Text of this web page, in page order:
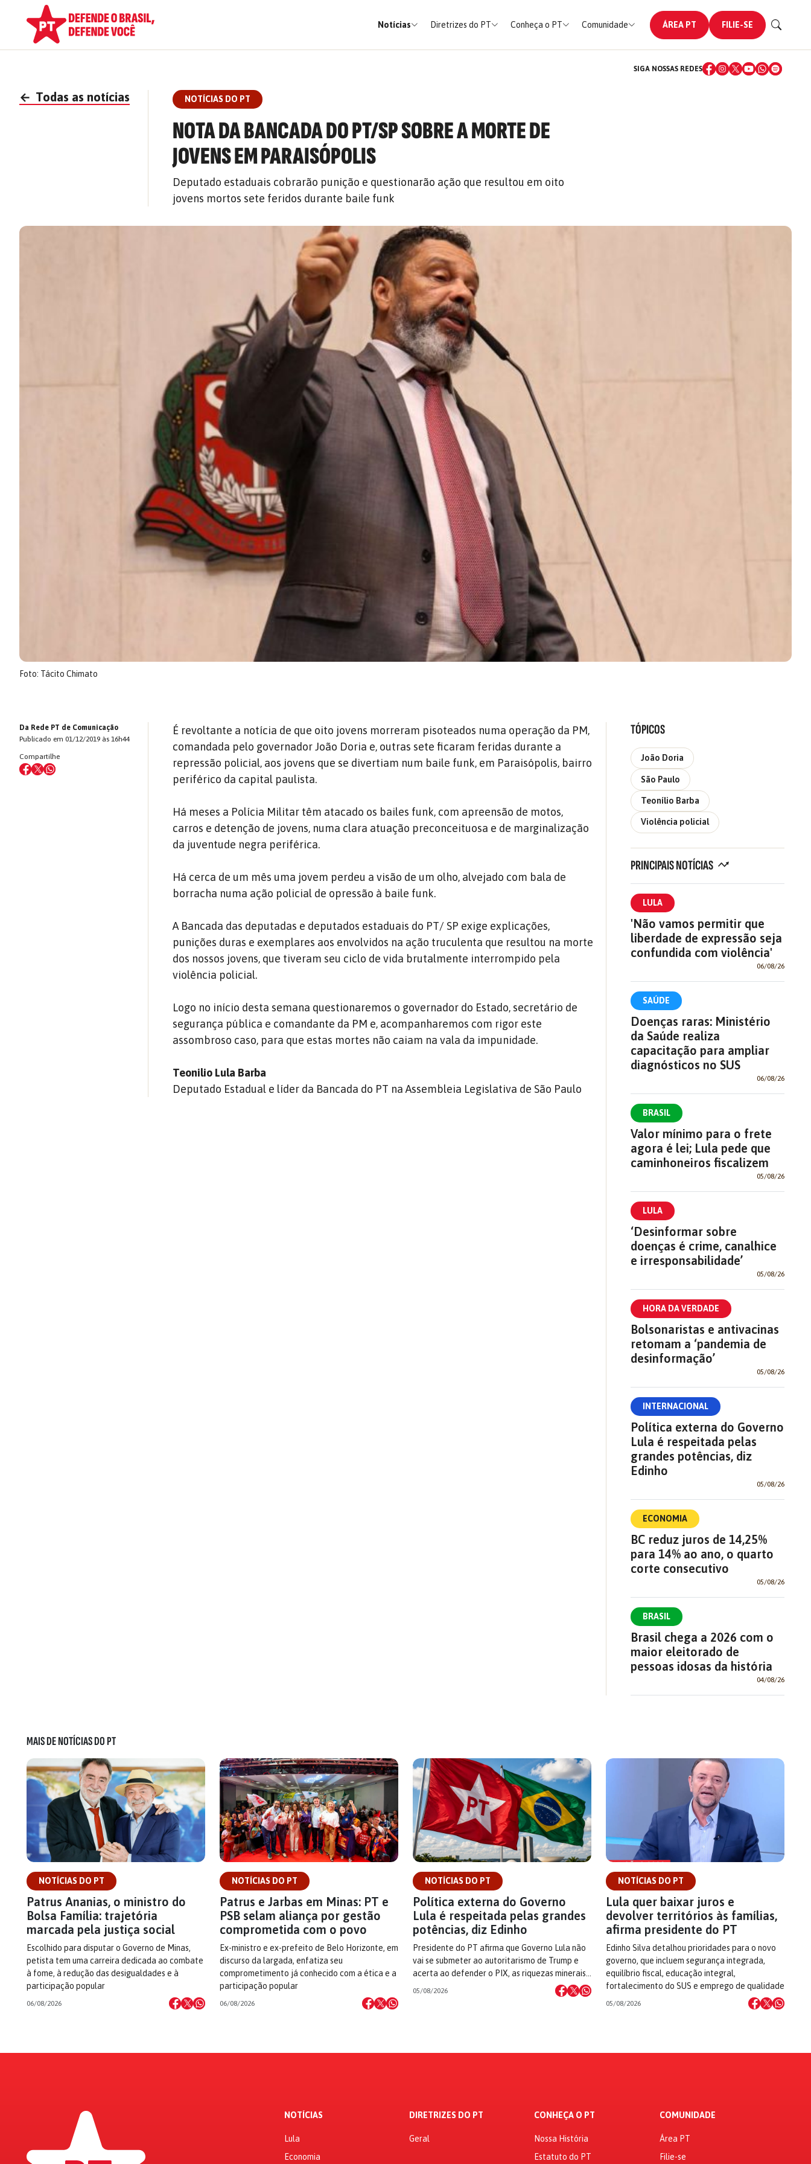
Notícias Diretrizes do PT Conheça o PT Comunidade ÁREA PT FILIE-SE
SIGA NOSSAS REDES
← Todas as notícias NOTÍCIAS DO PT
NOTA DA BANCADA DO PT/SP SOBRE A MORTE DE
JOVENS EM PARAISÓPOLIS
Deputado estaduais cobrarão punição e questionarão ação que resultou em oito
jovens mortos sete feridos durante baile funk
Foto: Tácito Chimato
Da Rede PT de Comunicação
Publicado em 01/12/2019 às 16h44
Compartilhe
É revoltante a notícia de que oito jovens morreram pisoteados numa operação da PM,
comandada pelo governador João Doria e, outras sete ficaram feridas durante a
repressão policial, aos jovens que se divertiam num baile funk, em Paraisópolis, bairro
periférico da capital paulista.
Há meses a Polícia Militar têm atacado os bailes funk, com apreensão de motos,
carros e detenção de jovens, numa clara atuação preconceituosa e de marginalização
da juventude negra periférica.
Há cerca de um mês uma jovem perdeu a visão de um olho, alvejado com bala de
borracha numa ação policial de opressão à baile funk.
A Bancada das deputadas e deputados estaduais do PT/ SP exige explicações,
punições duras e exemplares aos envolvidos na ação truculenta que resultou na morte
dos nossos jovens, que tiveram seu ciclo de vida brutalmente interrompido pela
violência policial.
Logo no início desta semana questionaremos o governador do Estado, secretário de
segurança pública e comandante da PM e, acompanharemos com rigor este
assombroso caso, para que estas mortes não caiam na vala da impunidade.
Teonilio Lula Barba
Deputado Estadual e líder da Bancada do PT na Assembleia Legislativa de São Paulo
TÓPICOS
João Doria
São Paulo
Teonílio Barba
Violência policial
PRINCIPAIS NOTÍCIAS
LULA
'Não vamos permitir que
liberdade de expressão seja
confundida com violência'
06/08/26
SAÚDE
Doenças raras: Ministério
da Saúde realiza
capacitação para ampliar
diagnósticos no SUS
06/08/26
BRASIL
Valor mínimo para o frete
agora é lei; Lula pede que
caminhoneiros fiscalizem
05/08/26
LULA
‘Desinformar sobre
doenças é crime, canalhice
e irresponsabilidade’
05/08/26
HORA DA VERDADE
Bolsonaristas e antivacinas
retomam a ‘pandemia de
desinformação’
05/08/26
INTERNACIONAL
Política externa do Governo
Lula é respeitada pelas
grandes potências, diz
Edinho
05/08/26
ECONOMIA
BC reduz juros de 14,25%
para 14% ao ano, o quarto
corte consecutivo
05/08/26
BRASIL
Brasil chega a 2026 com o
maior eleitorado de
pessoas idosas da história
04/08/26
MAIS DE NOTÍCIAS DO PT
NOTÍCIAS DO PT
Patrus Ananias, o ministro do
Bolsa Família: trajetória
marcada pela justiça social
Escolhido para disputar o Governo de Minas,
petista tem uma carreira dedicada ao combate
à fome, à redução das desigualdades e à
participação popular
06/08/2026
NOTÍCIAS DO PT
Patrus e Jarbas em Minas: PT e
PSB selam aliança por gestão
comprometida com o povo
Ex-ministro e ex-prefeito de Belo Horizonte, em
discurso da largada, enfatiza seu
comprometimento já conhecido com a ética e a
participação popular
06/08/2026
NOTÍCIAS DO PT
Política externa do Governo
Lula é respeitada pelas grandes
potências, diz Edinho
Presidente do PT afirma que Governo Lula não
vai se submeter ao autoritarismo de Trump e
acerta ao defender o PIX, as riquezas minerais…
05/08/2026
NOTÍCIAS DO PT
Lula quer baixar juros e
devolver territórios às famílias,
afirma presidente do PT
Edinho Silva detalhou prioridades para o novo
governo, que incluem segurança integrada,
equilíbrio fiscal, educação integral,
fortalecimento do SUS e emprego de qualidade
05/08/2026
NOTÍCIAS
Lula
Economia
DIRETRIZES DO PT
Geral
CONHEÇA O PT
Nossa História
Estatuto do PT
COMUNIDADE
Área PT
Filie-se